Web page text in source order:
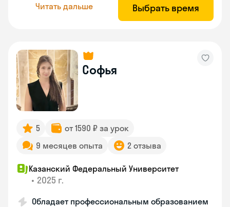
Читать дальше Выбрать время
Софья
5
от 1590 ₽ за урок
9 месяцев опыта
2 отзыва
Казанский Федеральный Университет
• 2025 г.
Обладает профессиональным образованием